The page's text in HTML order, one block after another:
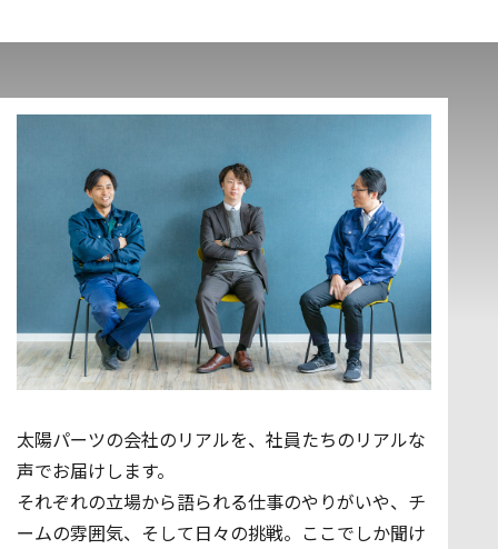
太陽パーツの会社のリアルを、社員たちのリアルな
声でお届けします。
それぞれの立場から語られる仕事のやりがいや、チ
ームの雰囲気、そして日々の挑戦。ここでしか聞け